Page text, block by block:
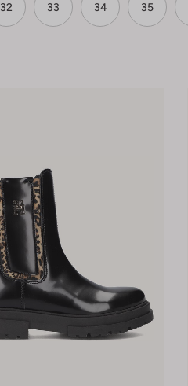
32 33 34 35